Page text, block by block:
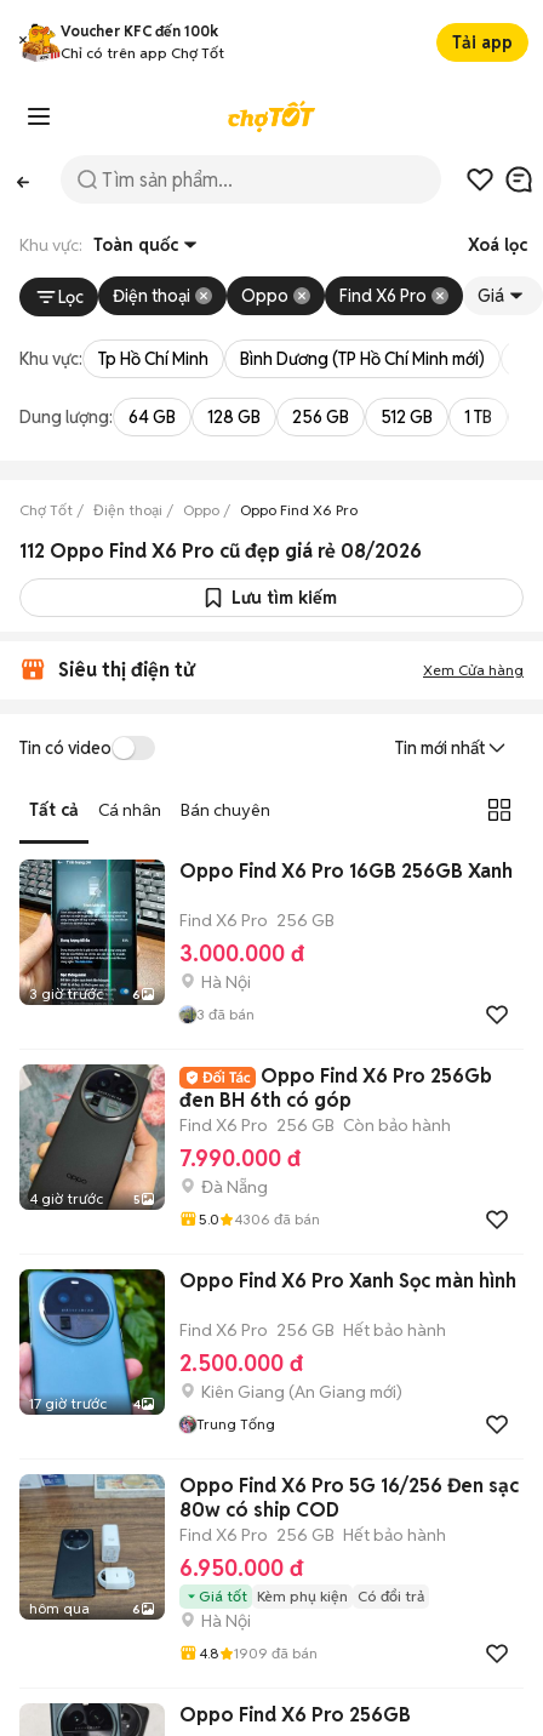
Voucher KFC đến 100k
Chỉ có trên app Chợ Tốt
Tải app
Khu vực: Toàn quốc Xoá lọc
Lọc Điện thoại Oppo Find X6 Pro Giá
Khu vực: Tp Hồ Chí Minh Bình Dương (TP Hồ Chí Minh mới)
Dung lượng: 64 GB 128 GB 256 GB 512 GB 1 TB
Chợ Tốt Điện thoại Oppo Oppo Find X6 Pro
112 Oppo Find X6 Pro cũ đẹp giá rẻ 08/2026
Lưu tìm kiếm
Siêu thị điện tử Xem Cửa hàng
Tin có video Tin mới nhất
Tất cả Cá nhân Bán chuyên
3 giờ trước 6
Oppo Find X6 Pro 16GB 256GB Xanh
Find X6 Pro 256 GB
3.000.000 đ
Hà Nội
3 đã bán
4 giờ trước 5
Oppo Find X6 Pro 256Gb
đen BH 6th có góp
Find X6 Pro 256 GB Còn bảo hành
7.990.000 đ
Đà Nẵng
5.0 4306 đã bán
17 giờ trước 4
Oppo Find X6 Pro Xanh Sọc màn hình
Find X6 Pro 256 GB Hết bảo hành
2.500.000 đ
Kiên Giang (An Giang mới)
Trung Tống
hôm qua 6
Oppo Find X6 Pro 5G 16/256 Đen sạc
80w có ship COD
Find X6 Pro 256 GB Hết bảo hành
6.950.000 đ
Giá tốt Kèm phụ kiện Có đổi trả
Hà Nội
4.8 1909 đã bán
Oppo Find X6 Pro 256GB